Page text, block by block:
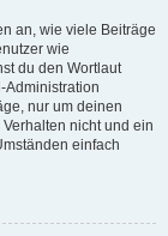
an, wie viele Beiträge
wie
du den Wortlaut
Administration
nur um deinen
nicht und ein
einfach